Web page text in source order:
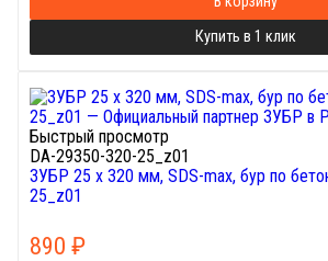
Купить в 1 клик
Быстрый просмотр
DA-29350-320-25_z01
ЗУБР 25 x 320 мм, SDS-max, бур по
25_z01
890 ₽